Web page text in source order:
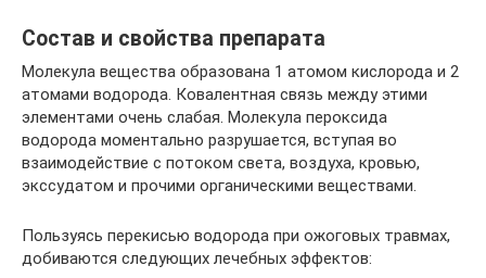
Состав и свойства препарата
Молекула вещества образована 1 атомом кислорода и 2
атомами водорода. Ковалентная связь между этими
элементами очень слабая. Молекула пероксида
водорода моментально разрушается, вступая во
взаимодействие с потоком света, воздуха, кровью,
экссудатом и прочими органическими веществами.
Пользуясь перекисью водорода при ожоговых травмах,
добиваются следующих лечебных эффектов: